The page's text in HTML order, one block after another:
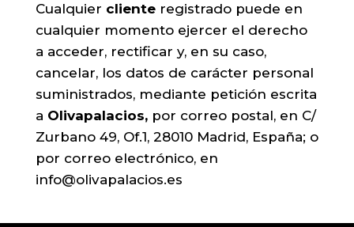
Cualquier clienteregistrado puede en
cualquier momento ejercer el derecho
a acceder, rectificar y, en su caso,
cancelar, los datos de carácter personal
suministrados, mediante petición escrita
a Olivapalacios,por correo postal, en C/
Zurbano 49, Of.1, 28010 Madrid, España; o
por correo electrónico, en
info@olivapalacios.es